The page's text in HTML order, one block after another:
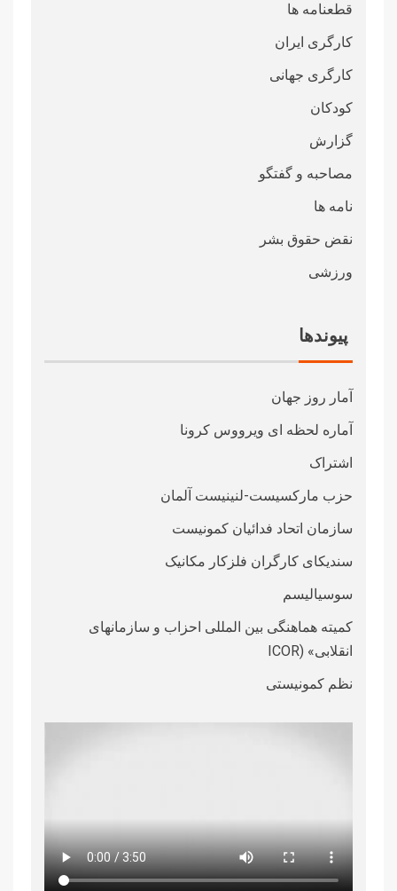
قطعنامە ها
کارگری ایران
کارگری جهانی
کودکان
گزارش
مصاحبه و گفتگو
نامه ها
نقض حقوق بشر
ورزشی
پیوندها
آمار روز جهان
آماره لحظه ای ویرووس کرونا
اشتراک
حزب مارکسیست-لنینیست آلمان
سازمان اتحاد فدائیان کمونیست
سندیکای کارگران فلزکار مکانیک
سوسیالیسم
کمیته هماهنگی بین المللی احزاب و سازمانهای
انقلابی» (ICOR
نظم کمونیستی